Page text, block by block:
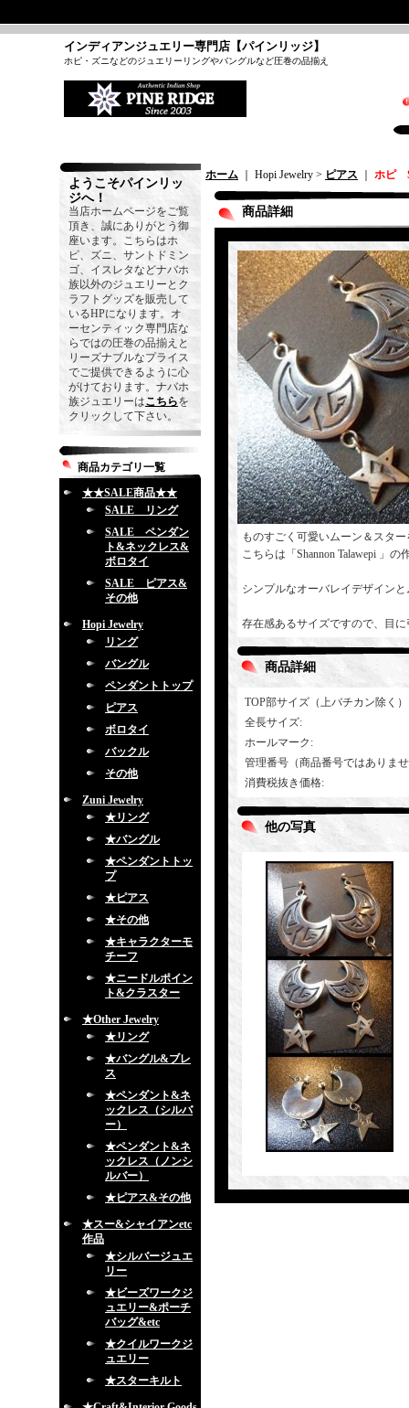
インディアンジュエリー専門店【パインリッジ】
ホピ・ズニなどのジュエリーリングやバングルなど圧巻の品揃え
ようこそパインリッ
ジへ！
当店ホームページをご覧
頂き、誠にありがとう御
座います。こちらはホ
ピ、ズニ、サントドミン
ゴ、イスレタなどナバホ
族以外のジュエリーとク
ラフトグッズを販売して
いるHPになります。オ
ーセンティック専門店な
らではの圧巻の品揃えと
リーズナブルなプライス
でご提供できるように心
がけております。ナバホ
族ジュエリーはこちらを
クリックして下さい。
商品カテゴリ一覧
★★SALE商品★★
SALE リング
SALE ペンダン
ト&ネックレス&
ボロタイ
SALE ピアス&
その他
Hopi Jewelry
リング
バングル
ペンダントトップ
ピアス
ボロタイ
バックル
その他
Zuni Jewelry
★リング
★バングル
★ペンダントトッ
プ
★ピアス
★その他
★キャラクターモ
チーフ
★ニードルポイン
ト&クラスター
★Other Jewelry
★リング
★バングル&ブレ
ス
★ペンダント&ネ
ックレス（シルバ
ー）
★ペンダント&ネ
ックレス（ノンシ
ルバー）
★ピアス&その他
★スー&シャイアンetc
作品
★シルバージュエ
リー
★ビーズワークジ
ュエリー&ポーチ
バッグ&etc
★クイルワークジ
ュエリー
★スターキルト
ホーム ｜ Hopi Jewelry > ピアス ホピ
商品詳細
ものすごく可愛いムーン＆スタ
こちらは「Shannon Talawepi 」の
シンプルなオーバレイデザイン
存在感あるサイズですので、目
商品詳細
TOP部サイズ（上バチカン除く）
全長サイズ:
ホールマーク :
管理番号（商品番号ではありま
消費税抜き価格:
他の写真